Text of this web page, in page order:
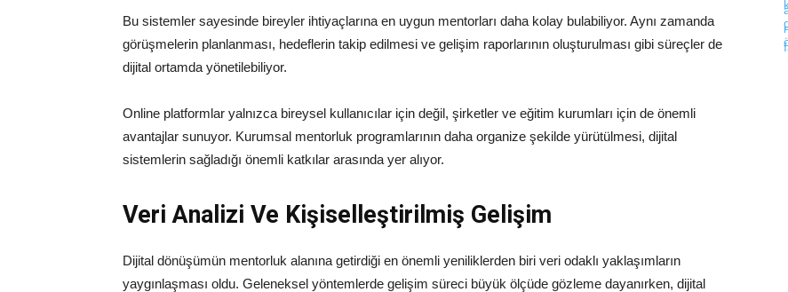
Bu sistemler sayesinde bireyler ihtiyaçlarına en uygun mentorları daha kolay bulabiliyor. Aynı zamanda
görüşmelerin planlanması, hedeflerin takip edilmesi ve gelişim raporlarının oluşturulması gibi süreçler de
dijital ortamda yönetilebiliyor.
Online platformlar yalnızca bireysel kullanıcılar için değil, şirketler ve eğitim kurumları için de önemli
avantajlar sunuyor. Kurumsal mentorluk programlarının daha organize şekilde yürütülmesi, dijital
sistemlerin sağladığı önemli katkılar arasında yer alıyor.
Veri Analizi Ve Kişiselleştirilmiş Gelişim
Dijital dönüşümün mentorluk alanına getirdiği en önemli yeniliklerden biri veri odaklı yaklaşımların
yaygınlaşması oldu. Geleneksel yöntemlerde gelişim süreci büyük ölçüde gözleme dayanırken, dijital